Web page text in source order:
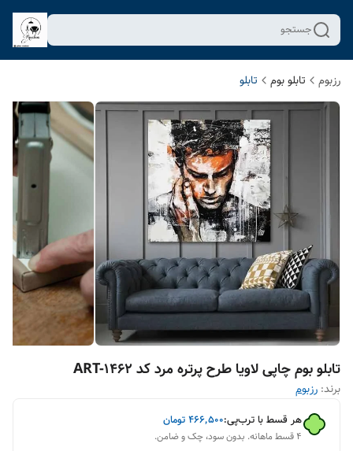
جستجو
رزبوم تابلو بوم تابلو
تابلو بوم چاپی لاویا طرح پرتره مرد کد ART-1462
برند: رزبوم
هر قسط با ترب‌پی:۴۶۶٬۵۰۰تومان
۴ قسط ماهانه. بدون سود، چک و ضامن.